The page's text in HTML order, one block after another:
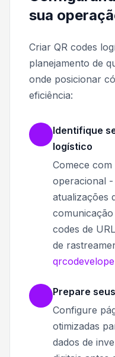
sua
Criar QR codes
planejamento de
onde posicionar
eficiência:
Identifique
logístico
Comece
operacional
atualizações
comunicação
codes de
de
Prepare
Configure
otimizadas
dados de